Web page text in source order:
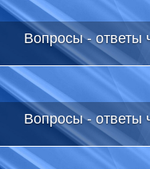
Вопросы - ответы
Вопросы - ответы